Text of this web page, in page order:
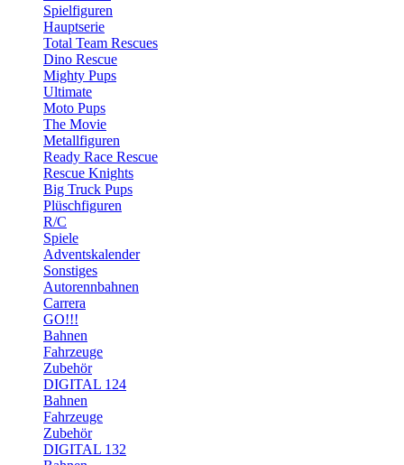
Spielfiguren
Hauptserie
Total Team Rescues
Dino Rescue
Mighty Pups
Ultimate
Moto Pups
The Movie
Metallfiguren
Ready Race Rescue
Rescue Knights
Big Truck Pups
Plüschfiguren
R/C
Spiele
Adventskalender
Sonstiges
Autorennbahnen
Carrera
GO!!!
Bahnen
Fahrzeuge
Zubehör
DIGITAL 124
Bahnen
Fahrzeuge
Zubehör
DIGITAL 132